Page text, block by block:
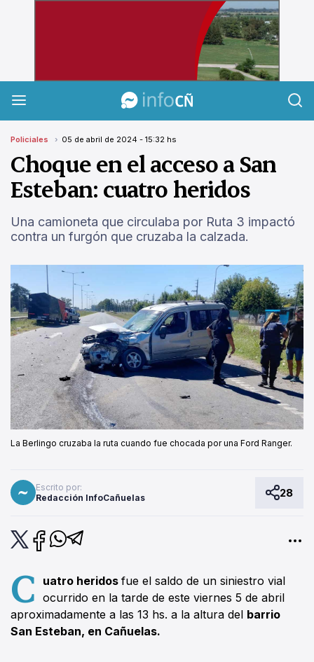
InfoCañuelas
Policiales 05 de abril de 2024 - 15:32 hs
Choque en el acceso a San
Esteban: cuatro heridos
Una camioneta que circulaba por Ruta 3 impactó
contra un furgón que cruzaba la calzada.
La Berlingo cruzaba la ruta cuando fue chocada por una Ford Ranger.
Escrito por:
Redacción InfoCañuelas
28
C uatro heridosfue el saldo de un siniestro vial
ocurrido en la tarde de este viernes 5 de abril
aproximadamente a las 13 hs. a la altura del barrio
San Esteban, en Cañuelas.